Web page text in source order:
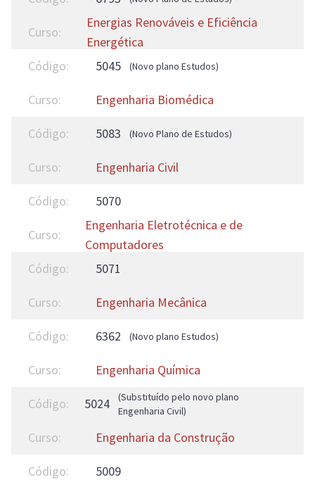
Energias Renováveis e Eficiência
Energética
5045
(Novo plano Estudos)
Engenharia Biomédica
5083 (Novo Plano de Estudos)
Engenharia Civil
5070
Engenharia Eletrotécnica e de
Computadores
5071
Engenharia Mecânica
6362 (Novo plano Estudos)
Engenharia Química
5024
(Substituído pelo novo plano
Engenharia Civil)
Engenharia da Construção
5009